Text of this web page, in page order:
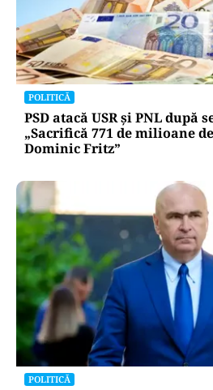
POLITICĂ
PSD atacă USR și PNL după
„Sacrifică 771 de milioane
Dominic Fritz”
POLITICĂ